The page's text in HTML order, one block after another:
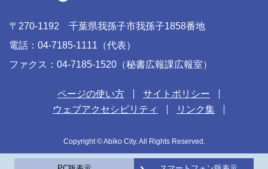
〒270-1192 千葉県我孫子市我孫子1858番地
電話：04-7185-1111（代表）
ファクス：04-7185-1520（秘書広報課広報室）
ページの使い方
サイトポリシー
ウェブアクセシビリティ
リンク集
Copyright © Abiko City. All Rights Reserved.